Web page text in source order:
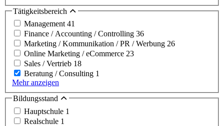
Tätigkeitsbereich
Management 41
Finance / Accounting / Controlling 36
Marketing / Kommunikation / PR / Werbung 26
Online Marketing / eCommerce 23
Sales / Vertrieb 18
Beratung / Consulting 1
Mehr anzeigen
Bildungsstand
Hauptschule 1
Realschule 1